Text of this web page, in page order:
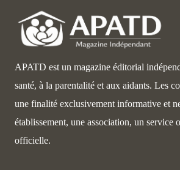
APATD est un magazine éditorial
santé, à la parentalité et aux aidants. Les
une finalité exclusivement informative et
établissement, une association, un service
officielle.